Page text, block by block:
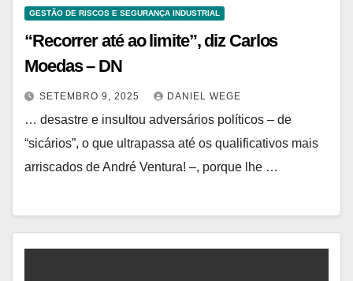
GESTÃO DE RISCOS E SEGURANÇA INDUSTRIAL
“Recorrer até ao limite”, diz Carlos
Moedas – DN
SETEMBRO 9, 2025 DANIEL WEGE
… desastre e insultou adversários políticos – de
“sicários”, o que ultrapassa até os qualificativos mais
arriscados de André Ventura! –, porque lhe …